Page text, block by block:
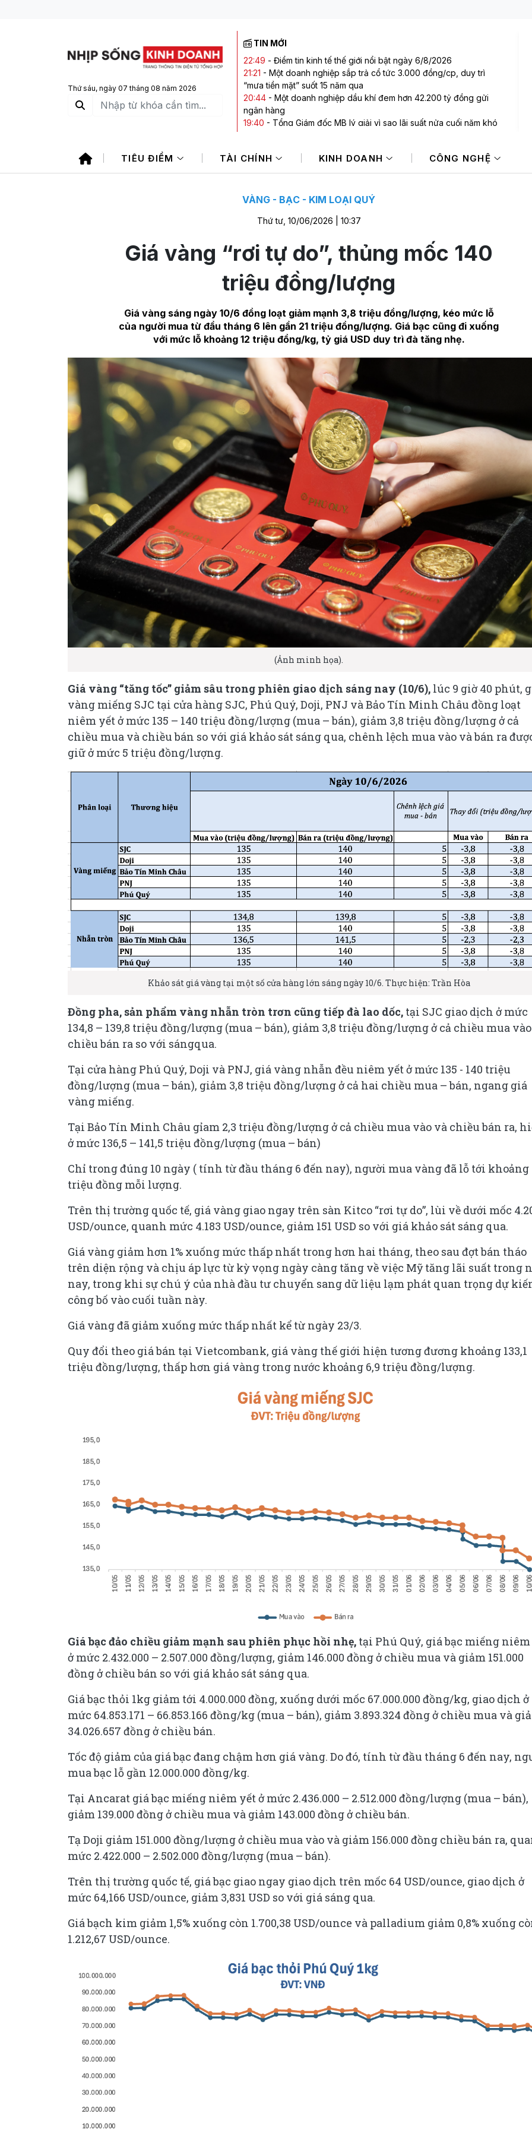
Thứ sáu, ngày 07 tháng 08 năm 2026
TIN MỚI
22:49 - Điểm tin kinh tế thế giới nổi bật ngày 6/8/2026
21:21 - Một doanh nghiệp sắp trả cổ tức 3.000 đồng/cp, duy trì
“mưa tiền mặt” suốt 15 năm qua
20:44 - Một doanh nghiệp dầu khí đem hơn 42.200 tỷ đồng gửi
ngân hàng
19:40 - Tổng Giám đốc MB lý giải vì sao lãi suất nửa cuối năm khó
sản với slogan nổi tiếng “có làm thì mới có ăn”
17:45-Một cổ phiếu bị tự doanh CTCK bán ròng 200 tỷ đồng
TIÊU ĐIỂM TÀI CHÍNH KINH DOANH CÔNG NGHỆ
VÀNG - BẠC - KIM LOẠI QUÝ
Thứ tư, 10/06/2026 | 10:37
Giá vàng “rơi tự do”, thủng mốc 140
triệu đồng/lượng
Giá vàng sáng ngày 10/6 đồng loạt giảm mạnh 3,8 triệu đồng/lượng, kéo mức lỗ
của người mua từ đầu tháng 6 lên gần 21 triệu đồng/lượng. Giá bạc cũng đi xuống
với mức lỗ khoảng 12 triệu đồng/kg, tỷ giá USD duy trì đà tăng nhẹ.
(Ảnh minh họa).
Giá vàng “tăng tốc” giảm sâu trong phiên giao dịch sáng nay (10/6), lúc 9 giờ 40 phút,
vàng miếng SJC tại cửa hàng SJC, Phú Quý, Doji, PNJ và Bảo Tín Minh Châu đồng loạt
niêm yết ở mức 135 – 140 triệu đồng/lượng (mua – bán), giảm 3,8 triệu đồng/lượng ở cả
chiều mua và chiều bán so với giá khảo sát sáng qua, chênh lệch mua vào và bán ra
giữ ở mức 5 triệu đồng/lượng.
Khảo sát giá vàng tại một số cửa hàng lớn sáng ngày 10/6. Thực hiện: Trần Hòa
Đồng pha, sản phẩm vàng nhẫn tròn trơn cũng tiếp đà lao dốc, tại SJC giao dịch ở mức
134,8 – 139,8 triệu đồng/lượng (mua – bán), giảm 3,8 triệu đồng/lượng ở cả chiều mua
chiều bán ra so với sángqua.
Tại cửa hàng Phú Quý, Doji và PNJ, giá vàng nhẫn đều niêm yết ở mức 135 - 140 triệu
đồng/lượng (mua – bán), giảm 3,8 triệu đồng/lượng ở cả hai chiều mua – bán, ngang giá
vàng miếng.
Tại Bảo Tín Minh Châu gỉam 2,3 triệu đồng/lượng ở cả chiều mua vào và chiều bán ra,
ở mức 136,5 – 141,5 triệu đồng/lượng (mua – bán)
Chỉ trong đúng 10 ngày ( tính từ đầu tháng 6 đến nay), người mua vàng đã lỗ tới khoảng
triệu đồng mỗi lượng.
Trên thị trường quốc tế, giá vàng giao ngay trên sàn Kitco “rơi tự do”, lùi về dưới mốc
USD/ounce, quanh mức 4.183 USD/ounce, giảm 151 USD so với giá khảo sát sáng qua.
Giá vàng giảm hơn 1% xuống mức thấp nhất trong hơn hai tháng, theo sau đợt bán tháo
trên diện rộng và chịu áp lực từ kỳ vọng ngày càng tăng về việc Mỹ tăng lãi suất trong
nay, trong khi sự chú ý của nhà đầu tư chuyển sang dữ liệu lạm phát quan trọng dự
công bố vào cuối tuần này.
Giá vàng đã giảm xuống mức thấp nhất kể từ ngày 23/3.
Quy đổi theo giá bán tại Vietcombank, giá vàng thế giới hiện tương đương khoảng 133,1
triệu đồng/lượng, thấp hơn giá vàng trong nước khoảng 6,9 triệu đồng/lượng.
Giá bạc đảo chiều giảm mạnh sau phiên phục hồi nhẹ, tại Phú Quý, giá bạc miếng
ở mức 2.432.000 – 2.507.000 đồng/lượng, giảm 146.000 đồng ở chiều mua và giảm 151.000
đồng ở chiều bán so với giá khảo sát sáng qua.
Giá bạc thỏi 1kg giảm tới 4.000.000 đồng, xuống dưới mốc 67.000.000 đồng/kg, giao dịch ở
mức 64.853.171 – 66.853.166 đồng/kg (mua – bán), giảm 3.893.324 đồng ở chiều mua và
34.026.657 đồng ở chiều bán.
Tốc độ giảm của giá bạc đang chậm hơn giá vàng. Do đó, tính từ đầu tháng 6 đến nay,
mua bạc lỗ gần 12.000.000 đồng/kg.
Tại Ancarat giá bạc miếng niêm yết ở mức 2.436.000 – 2.512.000 đồng/lượng (mua – bán),
giảm 139.000 đồng ở chiều mua và giảm 143.000 đồng ở chiều bán.
Tạ Doji giảm 151.000 đồng/lượng ở chiều mua vào và giảm 156.000 đồng chiều bán ra,
mức 2.422.000 – 2.502.000 đồng/lượng (mua – bán).
Trên thị trường quốc tế, giá bạc giao ngay giao dịch trên mốc 64 USD/ounce, giao dịch ở
mức 64,166 USD/ounce, giảm 3,831 USD so với giá sáng qua.
Giá bạch kim giảm 1,5% xuống còn 1.700,38 USD/ounce và palladium giảm 0,8% xuống
1.212,67 USD/ounce.